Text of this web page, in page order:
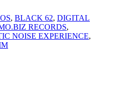
, BLACK 62, DIGITAL
RECORDS,
NOISE EXPERIENCE,